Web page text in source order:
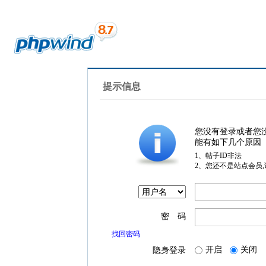
提示信息
您没有登录或者您
能有如下几个原因
1、帖子ID非法
2、您还不是站点会员
密 码
找回密码
隐身登录 开启 关闭